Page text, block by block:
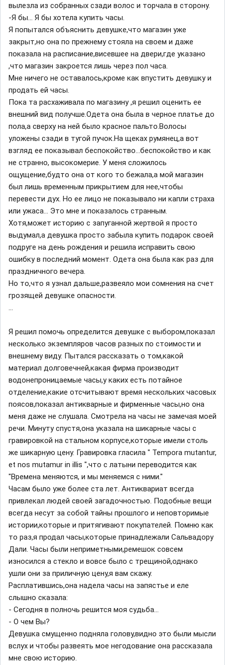
вылезла из собранных сзади волос и торчала в сторону.
-Я бы... Я бы хотела купить часы.
Я попытался объяснить девушке,что магазин уже
закрыт,но она по прежнему стояла на своем и даже
показала на расписание,висевшее на двери,где указано
,что магазин закроется лишь через пол часа.
Мне ничего не оставалось,кроме как впустить девушку и
продать ей часы.
Пока та расхаживала по магазину ,я решил оценить ее
внешний вид получше.Одета она была в черное платье до
пола,а сверху на ней было красное пальто.Волосы
уложены сзади в тугой пучок.На щеках румянец,а вот
взгляд ее показывал беспокойство...беспокойство и как
не странно, высокомерие. У меня сложилось
ощущение,будто она от кого то бежала,а мой магазин
был лишь временным прикрытием для нее,чтобы
перевести дух. Но ее лицо не показывало ни капли страха
или ужаса... Это мне и показалось странным.
Хотя,может историю с запуганной жертвой я просто
выдумал,а девушка просто забыла купить подарок своей
подруге на день рождения и решила исправить свою
ошибку в последний момент. Одета она была как раз для
праздничного вечера.
Но то,что я узнал дальше,развеяло мои сомнения на счет
грозящей девушке опасности.
...
Я решил помочь определится девушке с выбором,показал
несколько экземпляров часов разных по стоимости и
внешнему виду. Пытался рассказать о том,какой
материал долговечней,какая фирма производит
водонепроницаемые часы,у каких есть потайное
отделение,какие отсчитывают время нескольких часовых
поясов,показал антикварные и фирменные часы,но она
меня даже не слушала. Смотрела на часы не замечая моей
речи. Минуту спустя,она указала на шикарные часы с
гравировкой на стальном корпусе,которые имели столь
же шикарную цену. Гравировка гласила " Tempora mutantur,
et nos mutamur in illis ",что с латыни переводится как
"Времена меняются, и мы меняемся с ними."
Часам было уже более ста лет. Антиквариат всегда
привлекал людей своей загадочностью. Подобные вещи
всегда несут за собой тайны прошлого и неповторимые
истории,которые и притягивают покупателей. Помню как
то раз,я продал часы,которые принадлежали Сальвадору
Дали. Часы были неприметными,ремешок совсем
износился а стекло и вовсе было с трещиной,однако
ушли они за приличную цену,я вам скажу.
Расплатившись,она надела часы на запястье и еле
слышно сказала:
- Сегодня в полночь решится моя судьба...
- О чем Вы?
Девушка смущенно подняла голову,видно это были мысли
вслух и чтобы развеять мое негодование она рассказала
мне свою историю.